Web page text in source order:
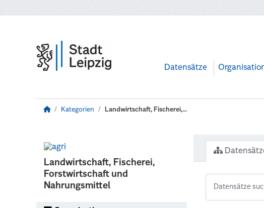
Datensätze
Kategorien Landwirtschaft, Fischerei,...
Landwirtschaft, Fischerei,
Forstwirtschaft und
Nahrungsmittel